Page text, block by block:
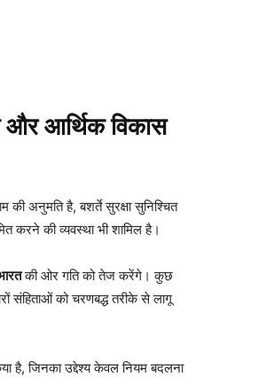
और आर्थिक विकास
अनुमति है, बशर्ते सुरक्षा सुनिश्चित
करने की व्यवस्था भी शामिल है।
की ओर गति को तेज करेंगे। कुछ
संहिताओं को चरणबद्ध तरीके से लागू
है, जिनका उद्देश्य केवल नियम बदलना